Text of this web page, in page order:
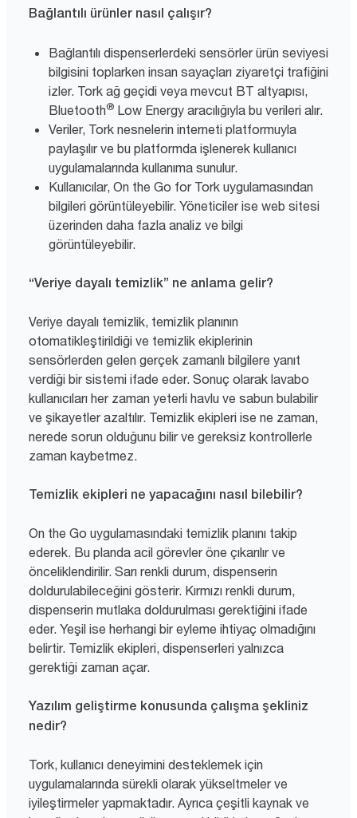
Bağlantılı ürünler nasıl çalışır?
Bağlantılı dispenserlerdeki sensörler ürün seviyesi
bilgisini toplarken insan sayaçları ziyaretçi trafiğini
izler. Tork ağ geçidi veya mevcut BT altyapısı,
Bluetooth® Low Energy aracılığıyla bu verileri alır.
Veriler, Tork nesnelerin interneti platformuyla
paylaşılır ve bu platformda işlenerek kullanıcı
uygulamalarında kullanıma sunulur.
Kullanıcılar, On the Go for Tork uygulamasından
bilgileri görüntüleyebilir. Yöneticiler ise web sitesi
üzerinden daha fazla analiz ve bilgi
görüntüleyebilir.
“Veriye dayalı temizlik” ne anlama gelir?
Veriye dayalı temizlik, temizlik planının
otomatikleştirildiği ve temizlik ekiplerinin
sensörlerden gelen gerçek zamanlı bilgilere yanıt
verdiği bir sistemi ifade eder. Sonuç olarak lavabo
kullanıcıları her zaman yeterli havlu ve sabun bulabilir
ve şikayetler azaltılır. Temizlik ekipleri ise ne zaman,
nerede sorun olduğunu bilir ve gereksiz kontrollerle
zaman kaybetmez.
Temizlik ekipleri ne yapacağını nasıl bilebilir?
On the Go uygulamasındaki temizlik planını takip
ederek. Bu planda acil görevler öne çıkarılır ve
önceliklendirilir. Sarı renkli durum, dispenserin
doldurulabileceğini gösterir. Kırmızı renkli durum,
dispenserin mutlaka doldurulması gerektiğini ifade
eder. Yeşil ise herhangi bir eyleme ihtiyaç olmadığını
belirtir. Temizlik ekipleri, dispenserleri yalnızca
gerektiği zaman açar.
Yazılım geliştirme konusunda çalışma şekliniz
nedir?
Tork, kullanıcı deneyimini desteklemek için
uygulamalarında sürekli olarak yükseltmeler ve
iyileştirmeler yapmaktadır. Ayrıca çeşitli kaynak ve